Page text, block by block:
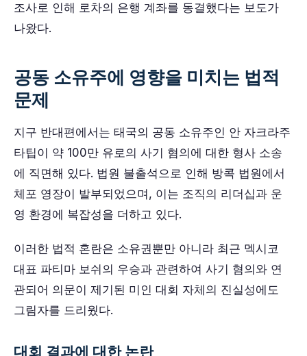
조사로 인해 로차의 은행 계좌를 동결했다는 보도가
나왔다.
공동 소유주에 영향을 미치는 법적
문제
지구 반대편에서는 태국의 공동 소유주인 안 자크라주
타팁이 약 100만 유로의 사기 혐의에 대한 형사 소송
에 직면해 있다. 법원 불출석으로 인해 방콕 법원에서
체포 영장이 발부되었으며, 이는 조직의 리더십과 운
영 환경에 복잡성을 더하고 있다.
이러한 법적 혼란은 소유권뿐만 아니라 최근 멕시코
대표 파티마 보쉬의 우승과 관련하여 사기 혐의와 연
관되어 의문이 제기된 미인 대회 자체의 진실성에도
그림자를 드리웠다.
대회 결과에 대한 논란